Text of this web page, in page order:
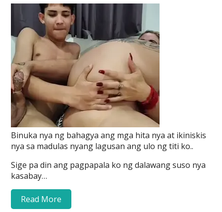
Binuka nya ng bahagya ang mga hita nya at ikiniskis
nya sa madulas nyang lagusan ang ulo ng titi ko..
Sige pa din ang pagpapala ko ng dalawang suso nya
kasabay…
Read More